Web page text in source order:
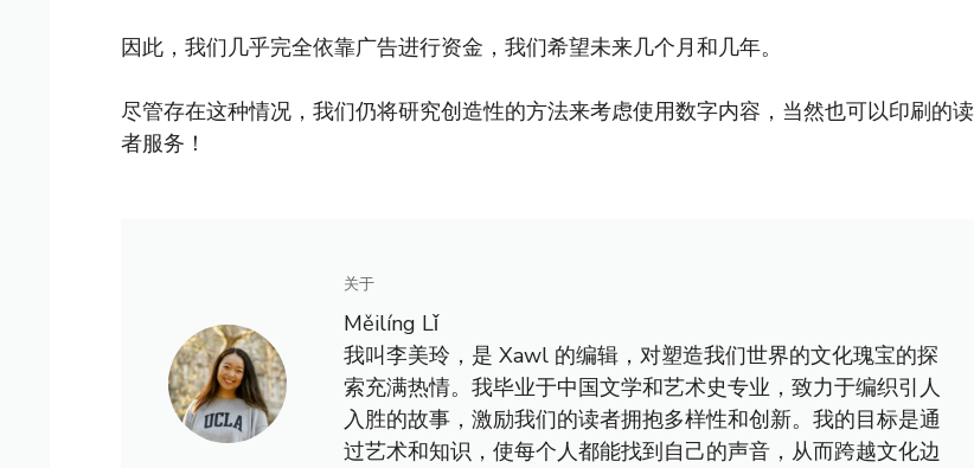
因此，我们几乎完全依靠广告进行资金，我们希望未来几个月和几年。
尽管存在这种情况，我们仍将研究创造性的方法来考虑使用数字内容，当然也可以印刷的读
者服务！
关于
Měilíng Lǐ
我叫李美玲，是 Xawl 的编辑，对塑造我们世界的文化瑰宝的探
索充满热情。我毕业于中国文学和艺术史专业，致力于编织引人
入胜的故事，激励我们的读者拥抱多样性和创新。我的目标是通
过艺术和知识，使每个人都能找到自己的声音，从而跨越文化边